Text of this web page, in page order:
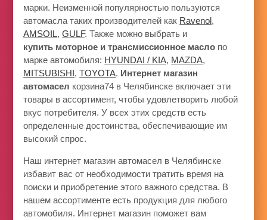
марки. Неизменной популярностью пользуются
автомасла таких производителей как Ravenol,
AMSOIL,GULF. Также можно выбрать и
купить моторное и трансмиссионное масло по
марке автомобиля: HYUNDAI / KIA, MAZDA,
MITSUBISHI,TOYOTA. Интернет магазин
автомасел корзина74 в Челябинске включает эти
товары в ассортимент, чтобы удовлетворить любой
вкус потребителя. У всех этих средств есть
определенные достоинства, обеспечивающие им
высокий спрос.
Наш интернет магазин автомасел в Челябинске
избавит вас от необходимости тратить время на
поиски и приобретение этого важного средства. В
нашем ассортименте есть продукция для любого
автомобиля. Интернет магазин поможет вам